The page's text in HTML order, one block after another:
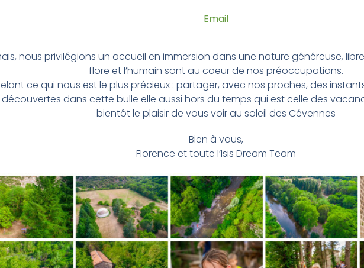
Email
nous privilégions un accueil en immersion dans une nature généreuse,
flore et l’humain sont au coeur de nos préoccupations.
ce qui nous est le plus précieux : partager, avec nos proches, des
dans cette bulle elle aussi hors du temps qui est celle des
bientôt le plaisir de vous voir au soleil des Cévennes
Bien à vous,
Florence et toute l’Isis Dream Team